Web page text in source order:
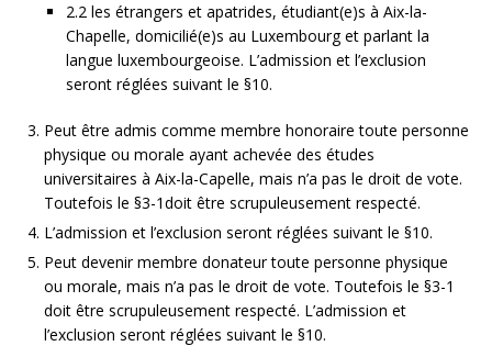
2.2 les étrangers et apatrides, étudiant(e)s à Aix-la-
Chapelle, domicilié(e)s au Luxembourg et parlant la
langue luxembourgeoise. L’admission et l’exclusion
seront réglées suivant le §10.
Peut être admis comme membre honoraire toute personne
physique ou morale ayant achevée des études
universitaires à Aix-la-Capelle, mais n’a pas le droit de vote.
Toutefois le §3-1doit être scrupuleusement respecté.
L’admission et l’exclusion seront réglées suivant le §10.
Peut devenir membre donateur toute personne physique
ou morale, mais n’a pas le droit de vote. Toutefois le §3-1
doit être scrupuleusement respecté. L’admission et
l’exclusion seront réglées suivant le §10.